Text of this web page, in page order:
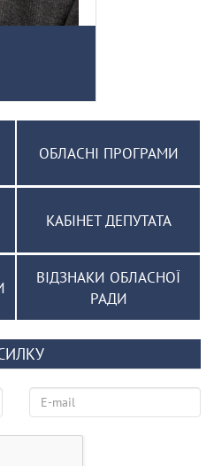
ОБЛАСНІ ПРОГРАМИ
КАБІНЕТ ДЕПУТАТА
ВІДЗНАКИ ОБЛАСНОЇ
РАДИ